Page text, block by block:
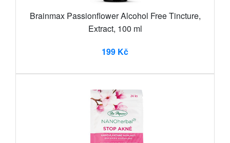
Brainmax Passionflower Alcohol Free Tincture,
Extract, 100 ml
199 Kč